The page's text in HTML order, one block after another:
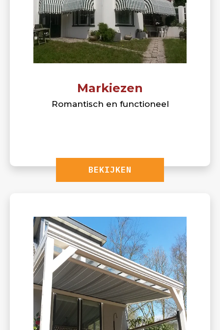
Markiezen
Romantisch en functioneel
BEKIJKEN